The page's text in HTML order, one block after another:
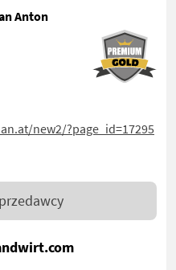
Anton
new2/?page_id=17295